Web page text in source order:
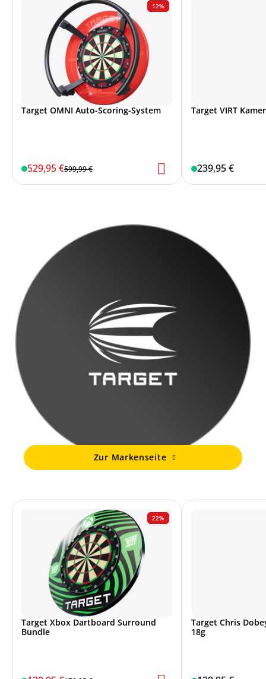
12%
Target OMNI Auto-Scoring-System
529,95 €599,99 €
Target VIRT
239,95 €
Zur Markenseite
22%
Target Xbox Dartboard Surround
Bundle
Target Chris
18g